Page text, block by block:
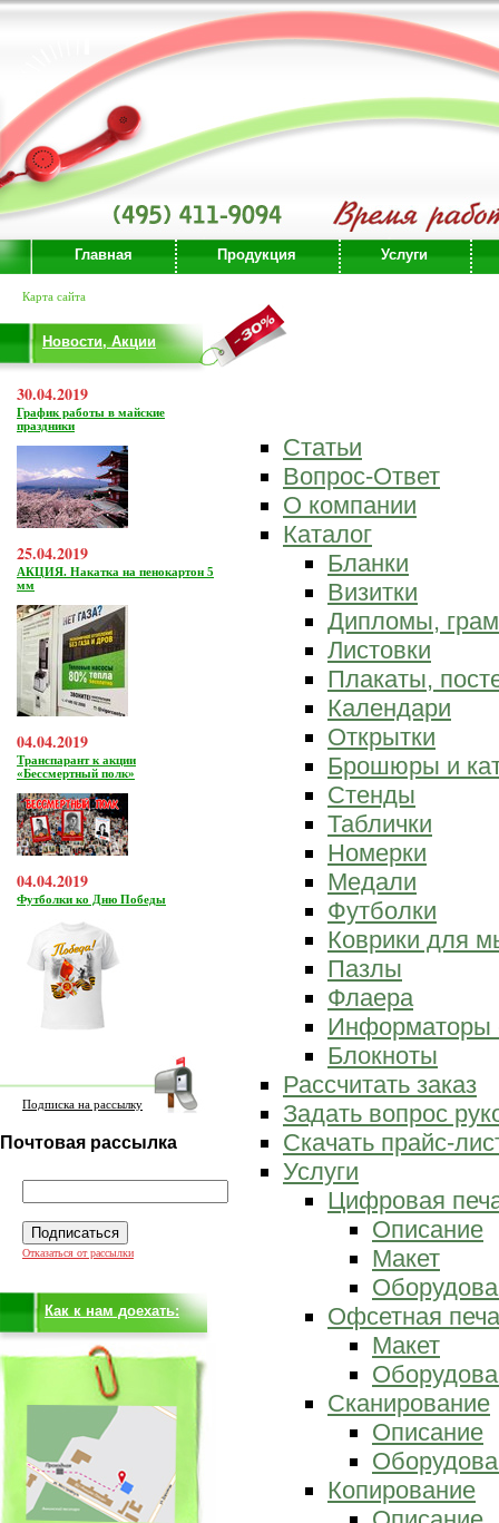
Главная Продукция Услуги
Карта сайта
Новости, Акции
30.04.2019
График работы в майские
праздники
25.04.2019
АКЦИЯ. Накатка на пенокартон 5
мм
04.04.2019
Транспарант к акции
«Бессмертный полк»
04.04.2019
Футболки ко Дню Победы
Подписка на рассылку
Почтовая рассылка
Отказаться от рассылки
Как к нам доехать:
Статьи
Вопрос-Ответ
О компании
Каталог
Бланки
Визитки
Дипломы,
Листовки
Плакаты,
Календари
Открытки
Брошюры и
Стенды
Таблички
Номерки
Медали
Футболки
Коврики для
Пазлы
Флаера
Информаторы
Блокноты
Рассчитать заказ
Задать вопрос
Скачать прайс-
Услуги
Цифровая
Описание
Макет
Офсетная
Макет
Сканирование
Описание
Копирование